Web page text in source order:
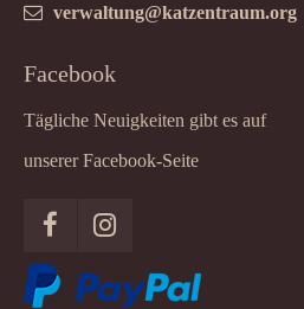
verwaltung@katzentraum.org
Facebook
Tägliche Neuigkeiten gibt es auf
unserer Facebook-Seite